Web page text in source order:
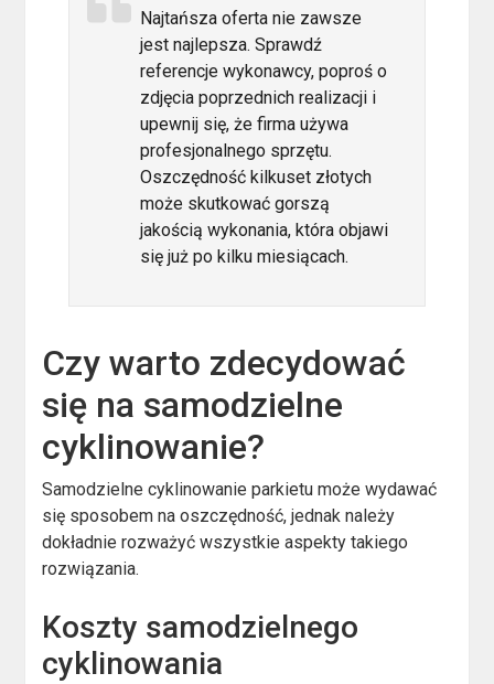
Najtańsza oferta nie zawsze
jest najlepsza. Sprawdź
referencje wykonawcy, poproś o
zdjęcia poprzednich realizacji i
upewnij się, że firma używa
profesjonalnego sprzętu.
Oszczędność kilkuset złotych
może skutkować gorszą
jakością wykonania, która objawi
się już po kilku miesiącach.
Czy warto zdecydować
się na samodzielne
cyklinowanie?
Samodzielne cyklinowanie parkietu może wydawać
się sposobem na oszczędność, jednak należy
dokładnie rozważyć wszystkie aspekty takiego
rozwiązania.
Koszty samodzielnego
cyklinowania